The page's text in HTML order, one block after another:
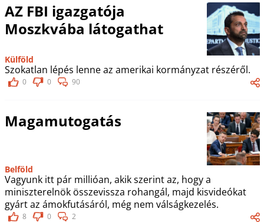
AZ FBI igazgatója
Moszkvába látogathat
Külföld
Szokatlan lépés lenne az amerikai kormányzat részéről.
0 0 90
Magamutogatás
Belföld
Vagyunk itt pár millióan, akik szerint az, hogy a
miniszterelnök összevissza rohangál, majd kisvideókat
gyárt az ámokfutásáról, még nem válságkezelés.
8 0 2